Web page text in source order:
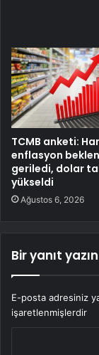
TCMB anketi:
enflasyon
geriledi, dolar
yükseldi
Ağustos 6, 2026
Bir yanıt yazın
E-posta adresiniz
işaretlenmişlerdir